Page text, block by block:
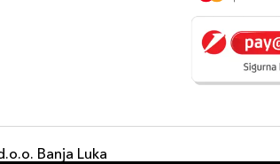
Banja Luka